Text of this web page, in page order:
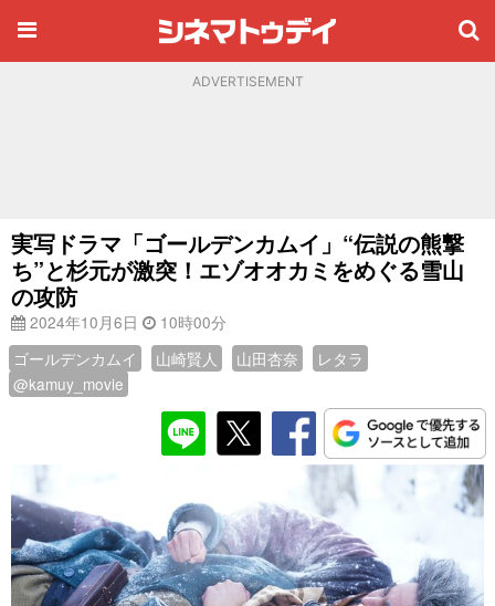
ADVERTISEMENT
実写ドラマ「ゴールデンカムイ」“伝説の熊撃
ち”と杉元が激突！エゾオオカミをめぐる雪山
の攻防
2024年10月6日
10時00分
ゴールデンカムイ
山崎賢人 山田杏奈
レタラ
@kamuy_movie